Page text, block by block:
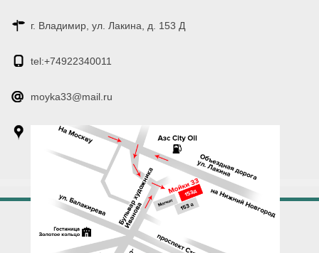
г. Владимир, ул. Лакина, д. 153 Д
tel:+74922340011
moyka33@mail.ru